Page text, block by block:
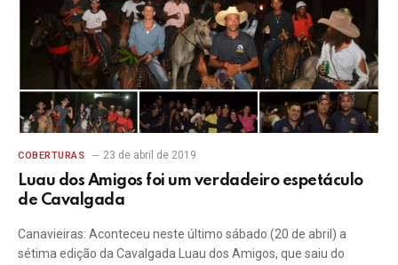
COBERTURAS 23 de abril de 2019
Luau dos Amigos foi um verdadeiro espetáculo
de Cavalgada
Canavieiras: Aconteceu neste último sábado (20 de abril) a
sétima edição da Cavalgada Luau dos Amigos, que saiu do